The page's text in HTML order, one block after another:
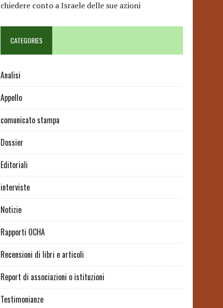
chiedere conto a Israele delle sue azioni
CATEGORIES
Analisi
Appello
comunicato stampa
Dossier
Editoriali
interviste
Notizie
Rapporti OCHA
Recensioni di libri e articoli
Report di associazioni o istituzioni
Testimonianze